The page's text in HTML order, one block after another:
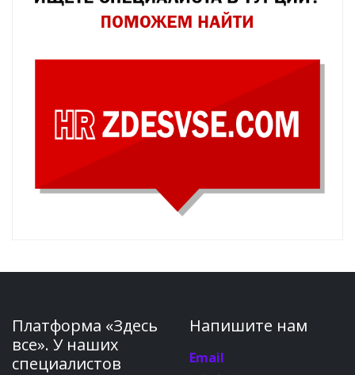
Платформа «Здесь
все». У наших
специалистов
Напишите нам
Email